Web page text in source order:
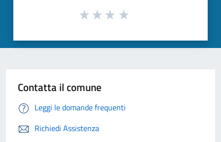
Contatta il comune
Leggi le domande frequenti
Richiedi Assistenza